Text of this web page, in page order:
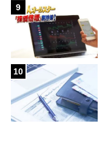
9
10